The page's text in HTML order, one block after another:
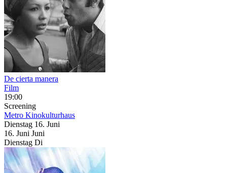
De cierta manera
Film
19:00
Screening
Metro Kinokulturhaus
Dienstag 16. Juni
16. Juni Juni
Dienstag Di